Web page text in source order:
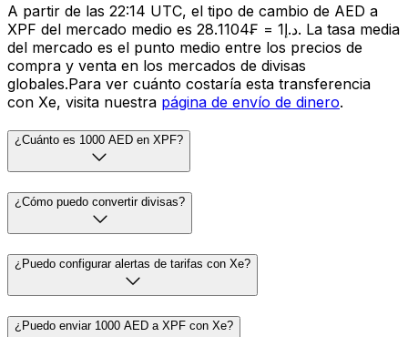
A partir de las 22:14 UTC, el tipo de cambio de AED a
XPF del mercado medio es د.إ1 = ₣28.1104. La tasa media
del mercado es el punto medio entre los precios de
compra y venta en los mercados de divisas
globales.Para ver cuánto costaría esta transferencia
con Xe, visita nuestra página de envío de dinero.
¿Cuánto es 1000 AED en XPF?
¿Cómo puedo convertir divisas?
¿Puedo configurar alertas de tarifas con Xe?
¿Puedo enviar 1000 AED a XPF con Xe?